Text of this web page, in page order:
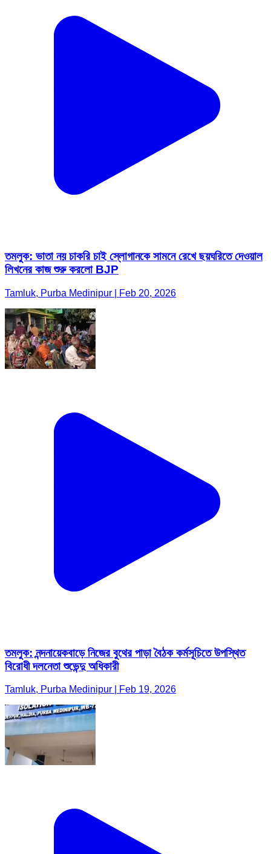
তমলুক: ভাতা নয় চাকরি চাই স্লোগানকে সামনে রেখে ছয়ঘরিতে দেওয়াল
লিখনের কাজ শুরু করলো BJP
Tamluk, Purba Medinipur | Feb 20, 2026
তমলুক: নন্দনায়েকবাড়ে নিজের বুথের পাড়া বৈঠক কর্মসূচিতে উপস্থিত
বিরোধী দলনেতা শুভেন্দু অধিকারী
Tamluk, Purba Medinipur | Feb 19, 2026